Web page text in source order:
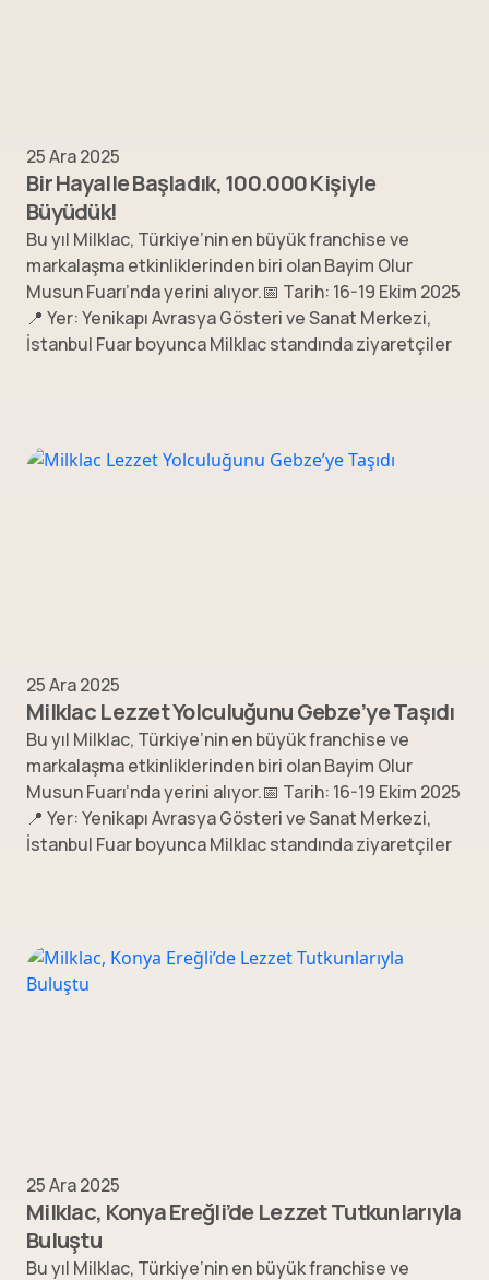
25 Ara 2025
Bir Hayalle Başladık, 100.000 Kişiyle
Büyüdük!
Bu yıl Milklac, Türkiye’nin en büyük franchise ve
markalaşma etkinliklerinden biri olan Bayim Olur
Musun Fuarı’nda yerini alıyor.📅 Tarih: 16-19 Ekim 2025
📍 Yer: Yenikapı Avrasya Gösteri ve Sanat Merkezi,
İstanbul Fuar boyunca Milklac standında ziyaretçiler
25 Ara 2025
Milklac Lezzet Yolculuğunu Gebze’ye Taşıdı
Bu yıl Milklac, Türkiye’nin en büyük franchise ve
markalaşma etkinliklerinden biri olan Bayim Olur
Musun Fuarı’nda yerini alıyor.📅 Tarih: 16-19 Ekim 2025
📍 Yer: Yenikapı Avrasya Gösteri ve Sanat Merkezi,
İstanbul Fuar boyunca Milklac standında ziyaretçiler
25 Ara 2025
Milklac, Konya Ereğli’de Lezzet Tutkunlarıyla
Buluştu
Bu yıl Milklac, Türkiye’nin en büyük franchise ve